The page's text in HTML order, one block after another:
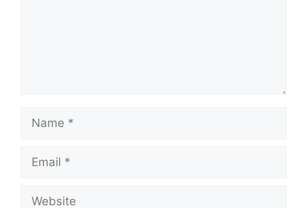
Name
Email
Website